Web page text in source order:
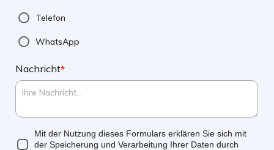
Telefon
WhatsApp
Nachricht*
Mit der Nutzung dieses Formulars erklären Sie sich mit
der Speicherung und Verarbeitung Ihrer Daten durch